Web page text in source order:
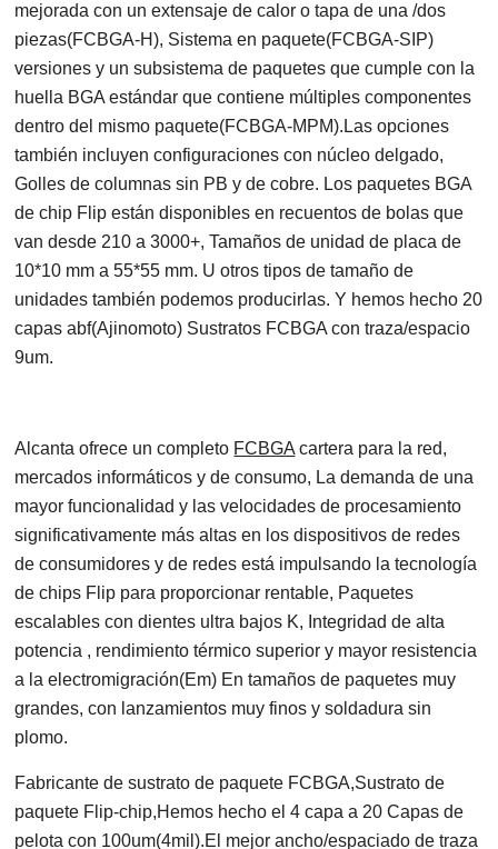
mejorada con un extensaje de calor o tapa de una /dos
piezas(FCBGA-H), Sistema en paquete(FCBGA-SIP)
versiones y un subsistema de paquetes que cumple con la
huella BGA estándar que contiene múltiples componentes
dentro del mismo paquete(FCBGA-MPM).Las opciones
también incluyen configuraciones con núcleo delgado,
Golles de columnas sin PB y de cobre. Los paquetes BGA
de chip Flip están disponibles en recuentos de bolas que
van desde 210 a 3000+, Tamaños de unidad de placa de
10*10 mm a 55*55 mm. U otros tipos de tamaño de
unidades también podemos producirlas. Y hemos hecho 20
capas abf(Ajinomoto) Sustratos FCBGA con traza/espacio
9um.
Alcanta ofrece un completo FCBGA cartera para la red,
mercados informáticos y de consumo, La demanda de una
mayor funcionalidad y las velocidades de procesamiento
significativamente más altas en los dispositivos de redes
de consumidores y de redes está impulsando la tecnología
de chips Flip para proporcionar rentable, Paquetes
escalables con dientes ultra bajos K, Integridad de alta
potencia , rendimiento térmico superior y mayor resistencia
a la electromigración(Em) En tamaños de paquetes muy
grandes, con lanzamientos muy finos y soldadura sin
plomo.
Fabricante de sustrato de paquete FCBGA,Sustrato de
paquete Flip-chip,Hemos hecho el 4 capa a 20 Capas de
pelota con 100um(4mil).El mejor ancho/espaciado de traza